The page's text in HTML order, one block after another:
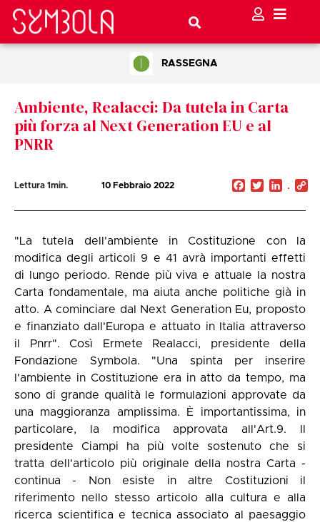
RASSEGNA
Ambiente, Realacci: Da tutela in Carta
più forza al Next Generation EU e al
PNRR
Lettura 1min. 10 Febbraio 2022 Facebook
Twitter
"La tutela dell'ambiente in Costituzione con la
modifica degli articoli 9 e 41 avrà importanti effetti
di lungo periodo. Rende più viva e attuale la nostra
Carta fondamentale, ma aiuta anche politiche già in
atto. A cominciare dal Next Generation Eu, proposto
e finanziato dall'Europa e attuato in Italia attraverso
il Pnrr". Così Ermete Realacci, presidente della
Fondazione Symbola. "Una spinta per inserire
l'ambiente in Costituzione era in atto da tempo, ma
sono di grande qualità le formulazioni approvate da
una maggioranza amplissima. È importantissima, in
particolare, la modifica approvata all'Art.9. Il
presidente Ciampi ha più volte sostenuto che si
tratta dell'articolo più originale della nostra Carta -
continua - Non esiste in altre Costituzioni il
riferimento nello stesso articolo alla cultura e alla
ricerca scientifica e tecnica associato al paesaggio